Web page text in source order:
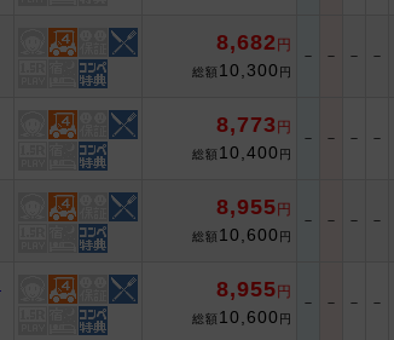
8,682 円
総額 10,300 円
－ － － －
8,773 円
総額 10,400 円
－ － － －
8,955 円
総額 10,600 円
－ － － －
8,955 円
総額 10,600 円
－ － － －